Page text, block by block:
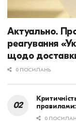
Актуально.
реагування
щодо
0 ПОСИЛАНЬ
0